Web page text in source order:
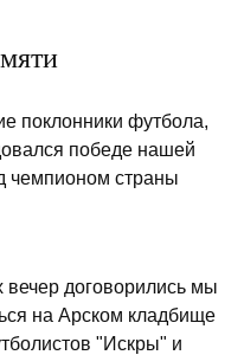
поклонники футбола,
победе нашей
чемпионом страны
вечер договорились мы
на Арском кладбище
"Искры" и